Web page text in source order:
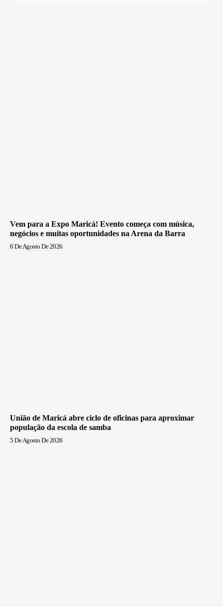
Vem para a Expo Maricá! Evento começa com música,
negócios e muitas oportunidades na Arena da Barra
6 De Agosto De 2026
União de Maricá abre ciclo de oficinas para aproximar
população da escola de samba
5 De Agosto De 2026